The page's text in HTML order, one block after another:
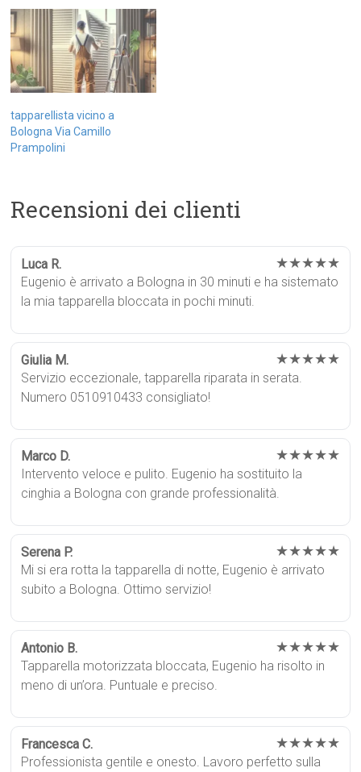
tapparellista vicino a
Bologna Via Camillo
Prampolini
Recensioni dei clienti
Luca R. ★★★★★
Eugenio è arrivato a Bologna in 30 minuti e ha sistemato
la mia tapparella bloccata in pochi minuti.
Giulia M. ★★★★★
Servizio eccezionale, tapparella riparata in serata.
Numero 0510910433 consigliato!
Marco D. ★★★★★
Intervento veloce e pulito. Eugenio ha sostituito la
cinghia a Bologna con grande professionalità.
Serena P. ★★★★★
Mi si era rotta la tapparella di notte, Eugenio è arrivato
subito a Bologna. Ottimo servizio!
Antonio B. ★★★★★
Tapparella motorizzata bloccata, Eugenio ha risolto in
meno di un’ora. Puntuale e preciso.
Francesca C. ★★★★★
Professionista gentile e onesto. Lavoro perfetto sulla